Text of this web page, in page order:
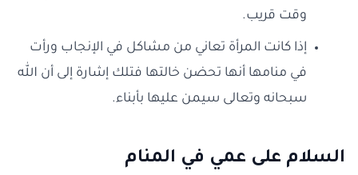
وقت قريب.
إذا كانت المرأة تعاني من مشاكل في الإنجاب ورأت
في منامها أنها تحضن خالتها فتلك إشارة إلى أن الله
سبحانه وتعالى سيمن عليها بأبناء.
السلام على عمي في المنام